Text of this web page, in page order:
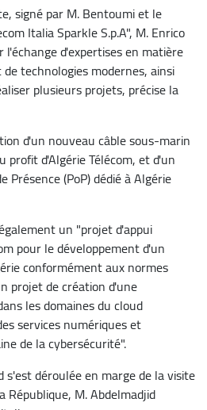
signé par M. Bentoumi et le
Italia Sparkle S.p.A", M. Enrico
d'expertises en matière
technologies modernes, ainsi
plusieurs projets, précise la
d'un nouveau câble sous-marin
profit d'Algérie Télécom, et d'un
(PoP) dédié à Algérie
un "projet d'appui
pour le développement d'un
conformément aux normes
projet de création d'une
les domaines du cloud
services numériques et
de la cybersécurité".
s'est déroulée en marge de la visite
M. Abdelmadjid